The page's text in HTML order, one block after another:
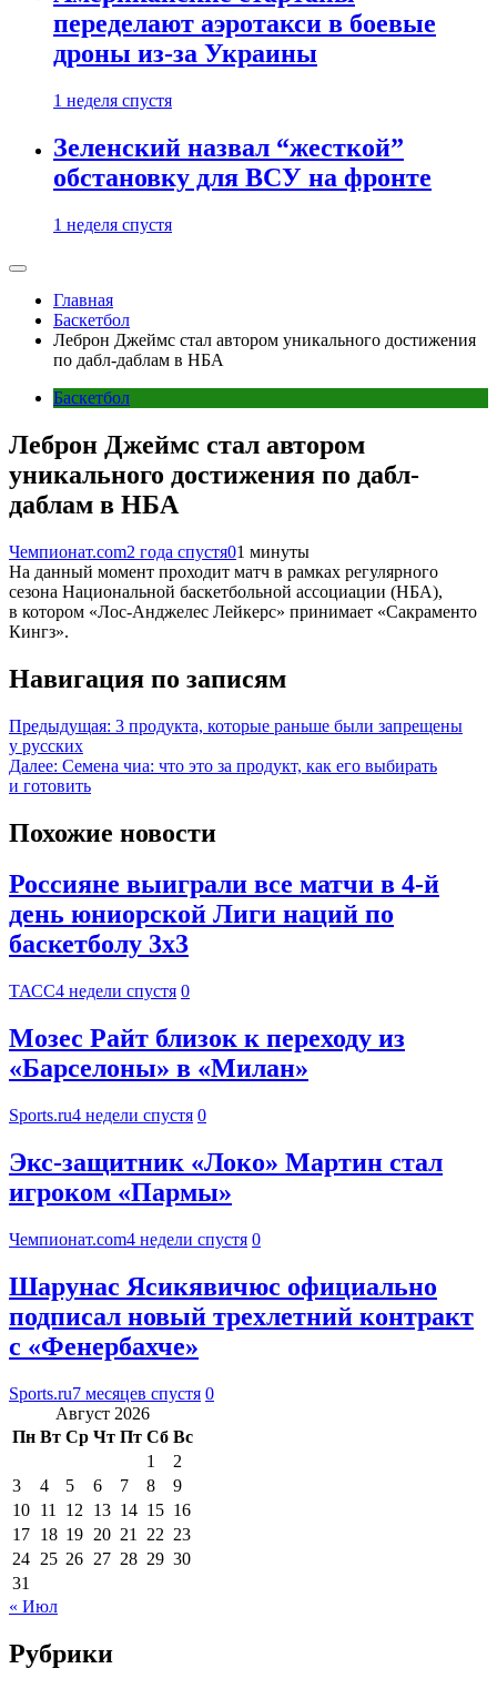
переделают аэротакси в боевые
дроны из-за Украины
1 неделя спустя
Зеленский назвал “жесткой”
обстановку для ВСУ на фронте
1 неделя спустя
Главная
Баскетбол
Леброн Джеймс стал автором уникального достижения
по дабл-даблам в НБА
Баскетбол
Леброн Джеймс стал автором
уникального достижения по дабл-
даблам в НБА
Чемпионат.com2 года спустя01 минуты
На данный момент проходит матч в рамках регулярного
сезона Национальной баскетбольной ассоциации (НБА),
в котором «Лос-Анджелес Лейкерс» принимает «Сакраменто
Кингз».
Навигация по записям
Предыдущая: 3 продукта, которые раньше были запрещены
у русских
Далее: Семена чиа: что это за продукт, как его выбирать
и готовить
Похожие новости
Россияне выиграли все матчи в 4-й
день юниорской Лиги наций по
баскетболу 3х3
ТАСС4 недели спустя 0
Мозес Райт близок к переходу из
«Барселоны» в «Милан»
Sports.ru4 недели спустя 0
Экс-защитник «Локо» Мартин стал
игроком «Пармы»
Чемпионат.com4 недели спустя 0
Шарунас Ясикявичюс официально
подписал новый трехлетний контракт
с «Фенербахче»
Sports.ru7 месяцев спустя 0
Август 2026
Пн Вт Ср Чт Пт Сб Вс
1
2
3
4 5 6 7 8
9
10 11 12 13 14 15 16
17 18 19 20 21 22 23
24 25 26 27 28 29 30
31
« Июл
Рубрики